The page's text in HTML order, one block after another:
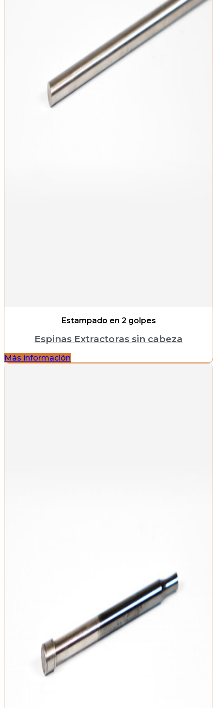
Estampado en 2 golpes
Espinas Extractoras sin cabeza
Más información